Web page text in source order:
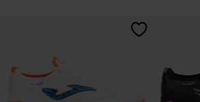
4,8 von 5 Kundenbewertungen 4,4